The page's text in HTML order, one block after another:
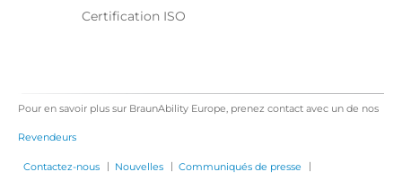
Certification ISO
Pour en savoir plus sur BraunAbility Europe, prenez contact avec un de nos
Revendeurs
Contactez-nous | Nouvelles | Communiqués de presse |